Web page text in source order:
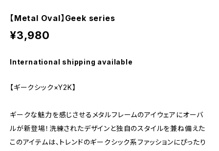
【Metal Oval】Geek series
¥3,980
International shipping available
【ギークシック×Y2K】
ギークな魅力を感じさせるメタルフレームのアイウェアにオーバ
ルが新登場！洗練されたデザインと独自のスタイルを兼ね備えた
このアイテムは、トレンドのギークシック系ファッションにぴったり